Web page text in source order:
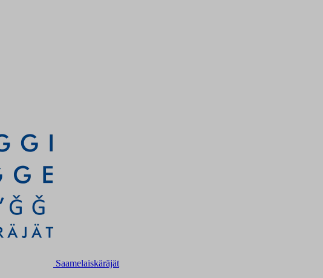
Saamelaiskäräjät